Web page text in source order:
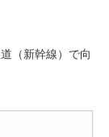
（新幹線）で向